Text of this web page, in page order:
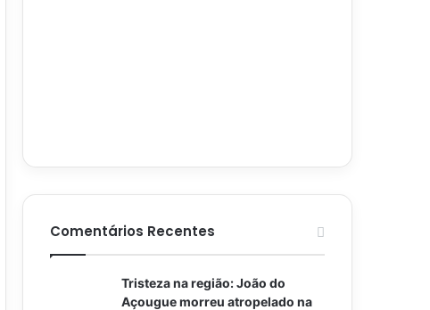
Comentários Recentes
Tristeza na região: João do
Açougue morreu atropelado na